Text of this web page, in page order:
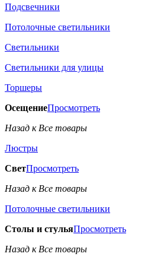
Подсвечники
Потолочные светильники
Светильники
Светильники для улицы
Торшеры
ОсещениеПросмотреть
Назад к Все товары
Люстры
СветПросмотреть
Назад к Все товары
Потолочные светильники
Столы и стульяПросмотреть
Назад к Все товары